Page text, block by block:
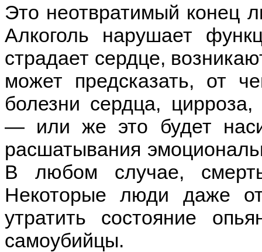
Это неотвратимый конец
Алкоголь нарушает
страдает сердце,
может предсказать, от
болезни сердца,
— или же это будет
расшатывания
В любом случае,
Некоторые люди даже
утратить состояние
самоубийцы.